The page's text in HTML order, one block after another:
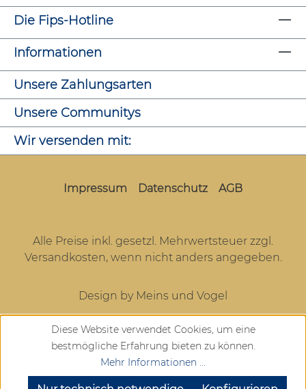
Die Fips-Hotline
Informationen
Unsere Zahlungsarten
Unsere Communitys
Wir versenden mit:
Impressum Datenschutz AGB
Alle Preise inkl. gesetzl. Mehrwertsteuer zzgl.
Versandkosten, wenn nicht anders angegeben.
Design by Meins und Vogel
Diese Website verwendet Cookies, um eine
bestmögliche Erfahrung bieten zu können.
Mehr Informationen ...
SEHR GUT (4.72 / 5)
aus904Bewertungen bei: google.com, trustedshops.de, shopvote.de ⓘ